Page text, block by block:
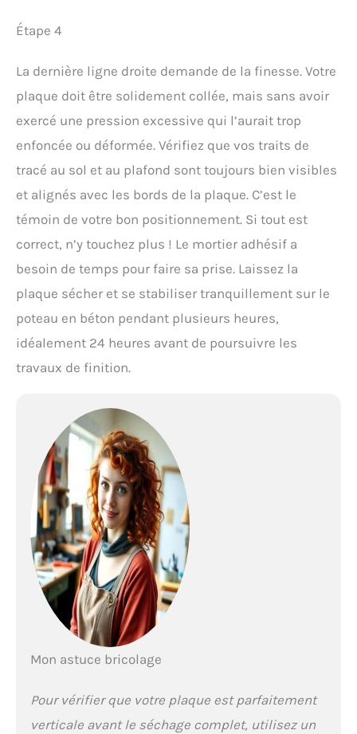
Étape 4
La dernière ligne droite demande de la finesse. Votre
plaque doit être solidement collée, mais sans avoir
exercé une pression excessive qui l’aurait trop
enfoncée ou déformée. Vérifiez que vos traits de
tracé au sol et au plafond sont toujours bien visibles
et alignés avec les bords de la plaque. C’est le
témoin de votre bon positionnement. Si tout est
correct, n’y touchez plus ! Le mortier adhésif a
besoin de temps pour faire sa prise. Laissez la
plaque sécher et se stabiliser tranquillement sur le
poteau en béton pendant plusieurs heures,
idéalement 24 heures avant de poursuivre les
travaux de finition.
Mon astuce bricolage
Pour vérifier que votre plaque est parfaitement
verticale avant le séchage complet, utilisez un